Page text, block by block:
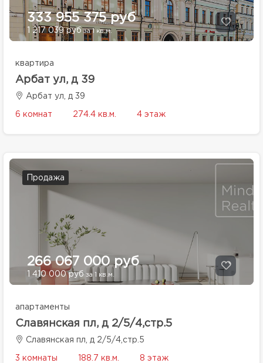
333 955 375 руб
1 217 039 руб за 1 кв.м.
квартира
Арбат ул, д 39
Арбат ул, д 39
6 комнат 274.4 кв.м. 4 этаж
Продажа
266 067 000 руб
1 410 000 рубза 1 кв.м.
апартаменты
Славянская пл, д 2/5/4,стр.5
Славянская пл, д 2/5/4,стр.5
3 комнаты 188.7 кв.м. 8 этаж